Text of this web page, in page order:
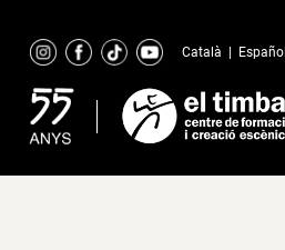
content
Català Español